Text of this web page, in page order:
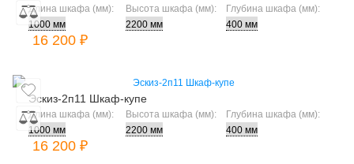
Длина шкафа (мм): Высота шкафа (мм): Глубина шкафа (мм):
16 200 ₽
Эскиз-2п11 Шкаф-купе
Длина шкафа (мм): Высота шкафа (мм): Глубина шкафа (мм):
16 200 ₽